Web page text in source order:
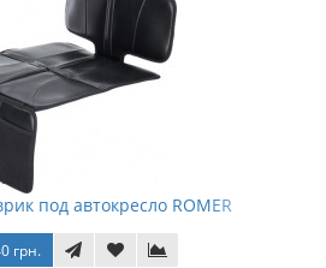
под автокресло ROMER
грн.